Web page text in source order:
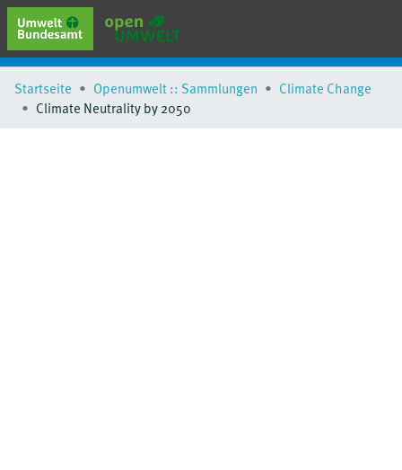
erweiterte Suche
Browse
Startseite Openumwelt :: Sammlungen
Climate Change
Climate Neutrality by 2050